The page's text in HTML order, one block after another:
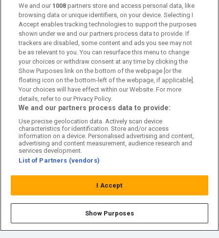
Om oss
Kontakta oss
Kundtjänst
Sponsor: Rekatochklart
Annonsera på Fotbolldirekt
Redaktionell policy
Personuppgiftspolicy
Cookiepolicy
Arkiv
We and our 1008 partners store and access personal data, like
browsing data or unique identifiers, on your device. Selecting I
Accept enables tracking technologies to support the purposes
shown under we and our partners process data to provide. If
trackers are disabled, some content and ads you see may not
be as relevant to you. You can resurface this menu to change
your choices or withdraw consent at any time by clicking the
Show Purposes link on the bottom of the webpage [or the
floating icon on the bottom-left of the webpage, if applicable].
Your choices will have effect within our Website. For more
details, refer to our Privacy Policy.
We and our partners process data to provide:
Use precise geolocation data. Actively scan device
characteristics for identification. Store and/or access
information on a device. Personalised advertising and content,
advertising and content measurement, audience research and
services development.
List of Partners (vendors)
I Accept
Show Purposes